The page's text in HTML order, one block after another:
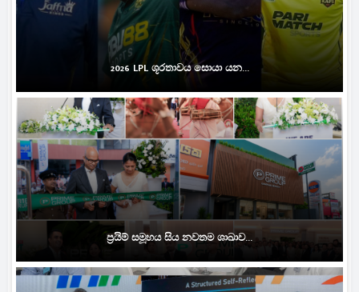
2026 LPL ශූරතාවය සොයා යන...
ප්‍රයිම් සමූහය සිය නවතම ශාඛාව...